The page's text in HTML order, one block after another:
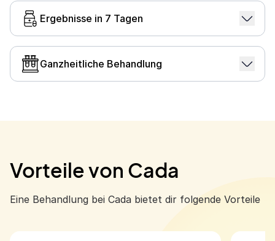
Zeit.
Ergebnisse in 7 Tagen
von 7 Tagen.
Ganzheitliche Behandlung
Vorteile von Cada
Eine Behandlung bei Cada bietet dir folgende Vorteile